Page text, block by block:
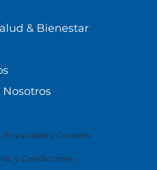
y Cookies
y Condiciones
& Bienestar
Nosotros